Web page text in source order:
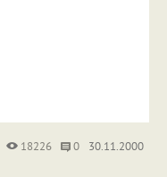
18226 0 30.11.2000